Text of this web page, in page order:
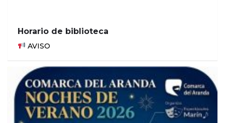
Horario de biblioteca
AVISO